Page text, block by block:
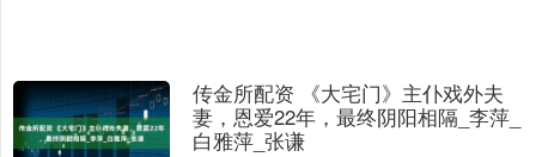
传金所配资 《大宅门》主仆戏外夫
妻，恩爱22年，最终阴阳相隔_李萍_
白雅萍_张谦